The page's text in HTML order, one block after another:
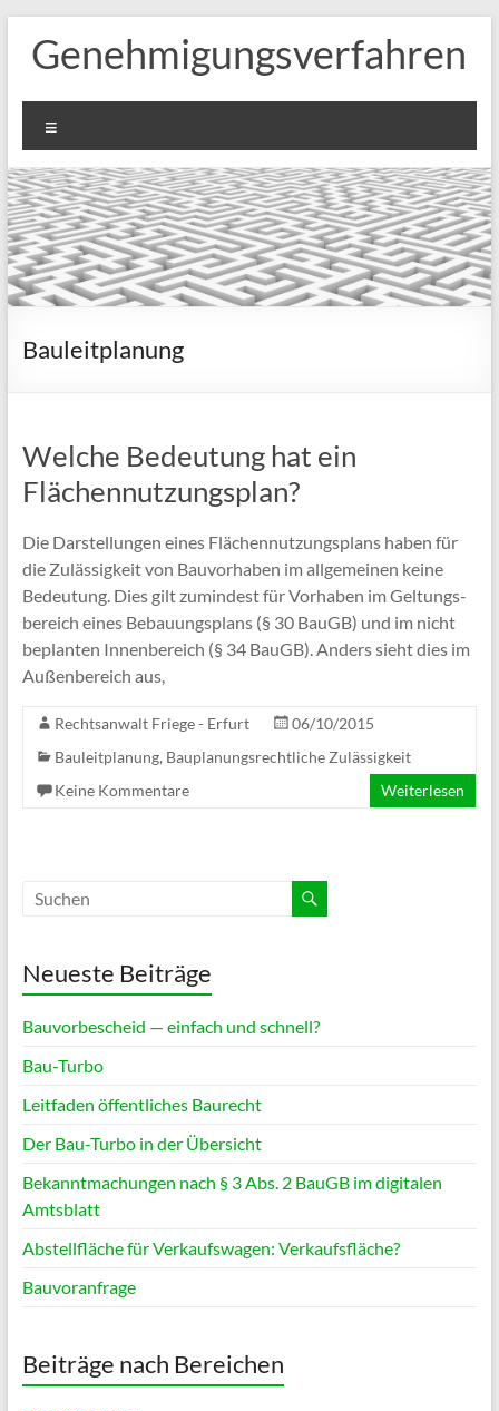
Inhalt
springen
Genehmigungsverfahren
Bauleitplanung
Welche Bedeutung hat ein
Flächennutzungsplan?
Die Dar­stel­lun­gen eines Flä­chen­nut­zungs­plans haben für
die Zuläs­sig­keit von Bau­vor­ha­ben im all­ge­mei­nen kei­ne
Bedeu­tung. Dies gilt zumin­dest für Vor­ha­ben im Gel­tungs­
be­reich eines Bebau­ungs­plans (§ 30 BauGB) und im nicht
beplan­ten Innen­be­reich (§ 34 BauGB). Anders sieht dies im
Außen­be­reich aus,
Rechtsanwalt Friege - Erfurt
06/10/2015
Bauleitplanung, Bauplanungsrechtliche Zulässigkeit
Keine Kommentare
Weiterlesen
Neueste Beiträge
Bauvorbescheid — einfach und schnell?
Bau-Turbo
Leitfaden öffentliches Baurecht
Der Bau-Turbo in der Übersicht
Bekanntmachungen nach § 3 Abs. 2 BauGB im digitalen
Amtsblatt
Abstellfläche für Verkaufswagen: Verkaufsfläche?
Bauvoranfrage
Beiträge nach Bereichen